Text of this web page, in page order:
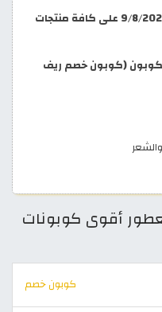
كوبون الخصم صالح وفعال اليوم 9/8/2026 على كافة منتجات
(كوبون خصم ريف
أقوى كوبونات
كوبون خصم